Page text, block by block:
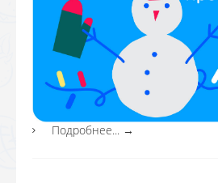
Подробнее... →